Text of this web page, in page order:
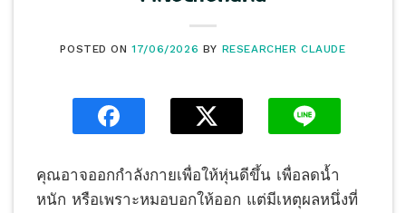
POSTED ON17/06/2026 BY RESEARCHER CLAUDE
คุณอาจออกกำลังกายเพื่อให้หุ่นดีขึ้น เพื่อลดน้ำ
หนัก หรือเพราะหมอบอกให้ออก แต่มีเหตุผลหนึ่งที่